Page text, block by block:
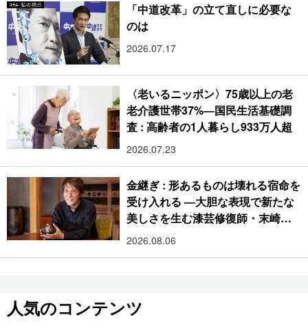
「中道改革」の立て直しに必要な
のは
2026.07.17
〈老いるニッポン〉75歳以上の老
老介護世帯37%―国民生活基礎調
査 : 高齢者の1人暮らし933万人超
2026.07.23
金継ぎ : 形あるものは壊れる宿命を
受け入れる ―大胆な表現で新たな
美しさを生む漆芸修復師・末崎広
樹
2026.08.06
人気のコンテンツ